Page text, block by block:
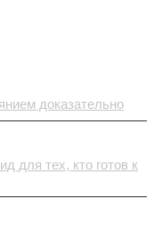
доказательно
для тех, кто готов к